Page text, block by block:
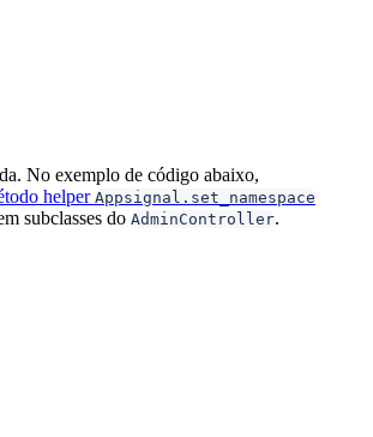
No exemplo de código abaixo,
helper Appsignal.set_namespace
subclasses do AdminController.